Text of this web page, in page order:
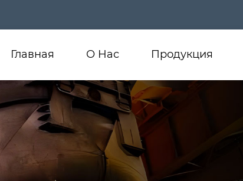
Главная О Нас Продукция